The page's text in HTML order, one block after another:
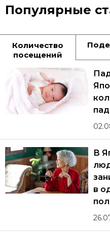
Популярные
Количество
посещений
В
в